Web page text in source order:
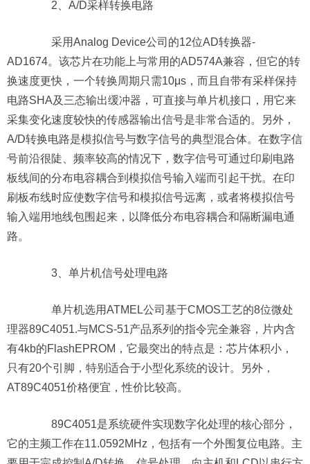
2、A/D采样转换电路
采用Analog Device公司的12位AD转换器-
AD1674。该芯片在功能上与常用的AD574A兼容，但它的转
换速度更快，一个转换周期只需10μs，而且自带有采样保持
电路SHA及三态输出缓冲器，可直接与单片机接口，用它来
采集变化速度较快的传感器输出信号是非常合适的。另外，
A/D转换电路是模拟信号与数字信号的典型混合体。在数字信
号前沿很陡、频率较高的情况下，数字信号可通过印刷电路
板线间的分布电容耦合到模拟信号输入端而引起干扰。在印
刷板布线时应使数字信号和模拟信号远离，或者将模拟信号
输入端用地线包围起来，以降低分布电容耦合和隔断漏电通
路。
3、单片机信号处理电路
单片机选用ATMEL公司基于CMOS工艺的8位微处
理器89C4051.与MCS-51产品系列的指令完全兼容，片内含
有4kb的FlashEPROM，它最突出的特点是：芯片体积小，
只有20个引脚，特别适合于小型化系统的设计。另外，
AT89C4051价格便宜，性价比较高。
89C4051是系统硬件实现数字化处理的核心部分，
它的主频工作在11.0592MHz，包括有一个外围复位电路。主